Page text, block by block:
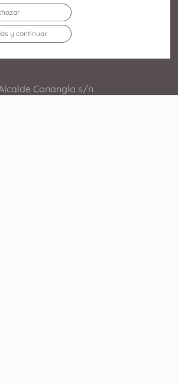
Conangla s/n
y continuar